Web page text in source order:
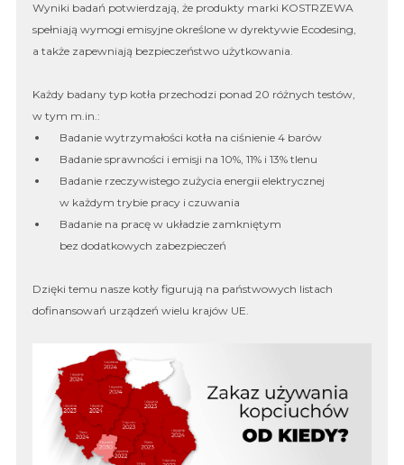
Wyniki badań potwierdzają, że produkty marki KOSTRZEWA
spełniają wymogi emisyjne określone w dyrektywie Ecodesing,
a także zapewniają bezpieczeństwo użytkowania.
Każdy badany typ kotła przechodzi ponad 20 różnych testów,
w tym m.in.:
Badanie wytrzymałości kotła na ciśnienie 4 barów
Badanie sprawności i emisji na 10%, 11% i 13% tlenu
Badanie rzeczywistego zużycia energii elektrycznej
w każdym trybie pracy i czuwania
Badanie na pracę w układzie zamkniętym
bez dodatkowych zabezpieczeń
Dzięki temu nasze kotły figurują na państwowych listach
dofinansowań urządzeń wielu krajów UE.